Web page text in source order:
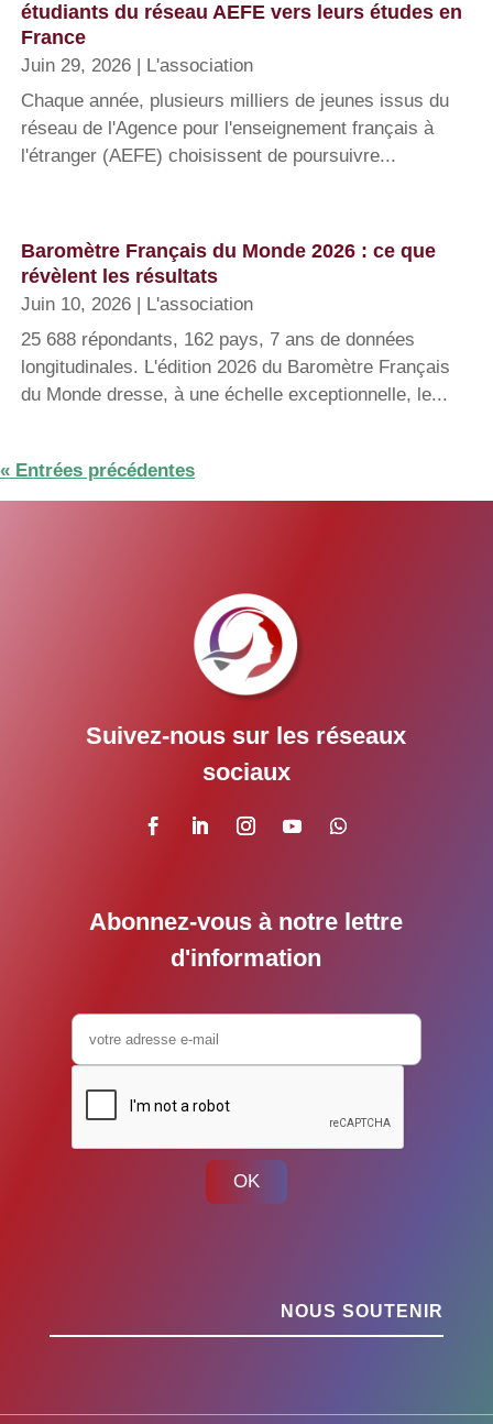
étudiants du réseau AEFE vers leurs études en
France
Juin 29, 2026
L'association
Chaque année, plusieurs milliers de jeunes issus du
réseau de l'Agence pour l'enseignement français à
l'étranger (AEFE) choisissent de poursuivre...
Baromètre Français du Monde 2026 : ce que
révèlent les résultats
Juin 10, 2026
L'association
25 688 répondants, 162 pays, 7 ans de données
longitudinales. L'édition 2026 du Baromètre Français
du Monde dresse, à une échelle exceptionnelle, le...
« Entrées précédentes
Suivez-nous sur les réseaux
sociaux
Abonnez-vous à notre lettre
d'information
OK
NOUS SOUTENIR